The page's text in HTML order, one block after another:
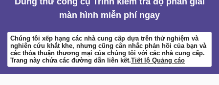
màn hình miễn phí ngay
Chúng tôi xếp hạng các nhà cung cấp dựa trên thử nghiệm và
nghiên cứu khắt khe, nhưng cũng cân nhắc phản hồi của bạn và
các thỏa thuận thương mại của chúng tôi với các nhà cung cấp.
Trang này chứa các đường dẫn liên kết.Tiết lộ Quảng cáo